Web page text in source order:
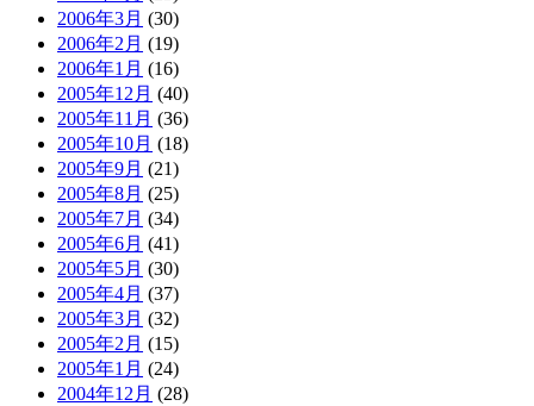
2006年3月 (30)
2006年2月 (19)
2006年1月 (16)
2005年12月 (40)
2005年11月 (36)
2005年10月 (18)
2005年9月 (21)
2005年8月 (25)
2005年7月 (34)
2005年6月 (41)
2005年5月 (30)
2005年4月 (37)
2005年3月 (32)
2005年2月 (15)
2005年1月 (24)
2004年12月 (28)